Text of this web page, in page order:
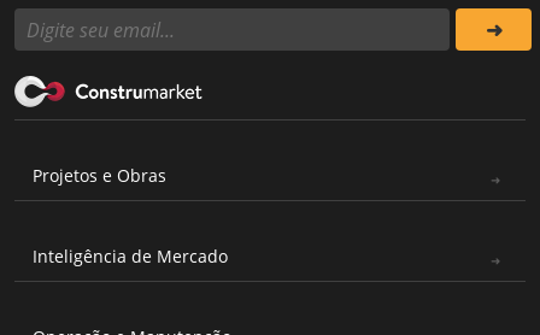
Projetos e Obras
Inteligência de Mercado